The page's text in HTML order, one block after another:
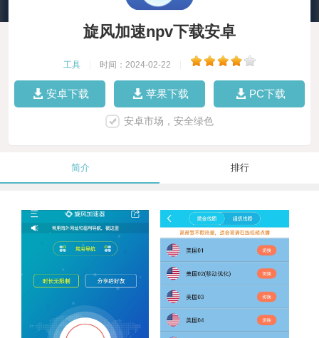
旋风加速npv下载安卓
工具 时间：2024-02-22
安卓下载 苹果下载 PC下载
安卓市场，安全绿色
简介 排行